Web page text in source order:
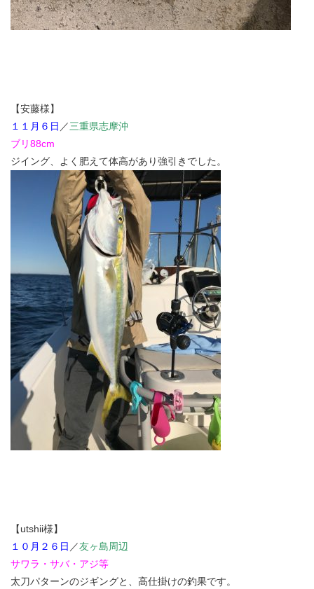
【安藤様】
１１月６日 ／三重県志摩沖
ブリ88cm
ジイング、よく肥えて体高があり強引きでした。
【utshii様】
１０月２６日 ／友ヶ島周辺
サワラ・サバ・アジ等
太刀パターンのジギングと、高仕掛けの釣果です。